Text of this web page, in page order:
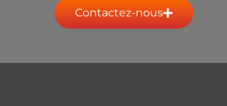
Contactez-nous